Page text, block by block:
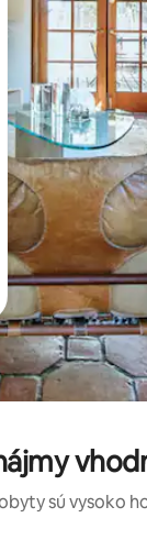
sú vysoko